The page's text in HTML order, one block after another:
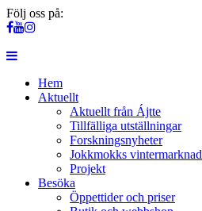
Följ oss på:
Hem
Aktuellt
Aktuellt från Ájtte
Tillfälliga utställningar
Forskningsnyheter
Jokkmokks vintermarknad
Projekt
Besöka
Öppettider och priser